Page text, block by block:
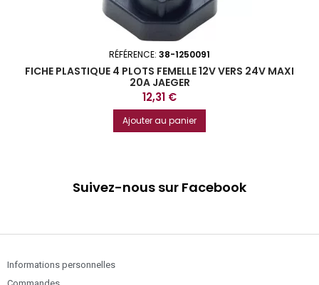
RÉFÉRENCE: 38-1250091
FICHE PLASTIQUE 4 PLOTS FEMELLE 12V VERS 24V MAXI
20A JAEGER
Prix
12,31 €
Ajouter au panier
Suivez-nous sur Facebook
Informations personnelles